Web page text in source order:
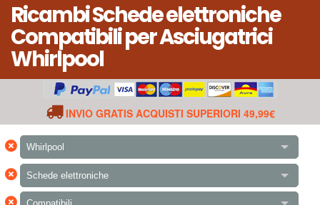
Ricambi Schede elettroniche
Compatibili per Asciugatrici
Whirlpool
INVIO GRATIS ACQUISTI SUPERIORI 49,99€
× Whirlpool
× Schede elettroniche